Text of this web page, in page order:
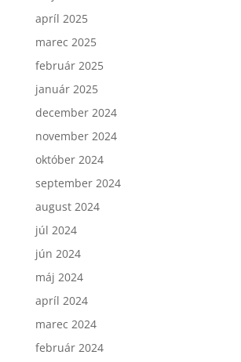
apríl 2025
marec 2025
február 2025
január 2025
december 2024
november 2024
október 2024
september 2024
august 2024
júl 2024
jún 2024
máj 2024
apríl 2024
marec 2024
február 2024